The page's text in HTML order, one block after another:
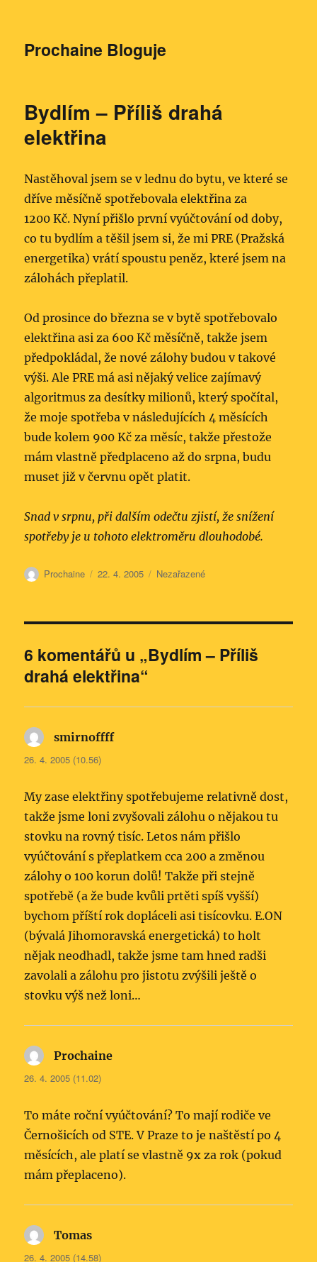
Prochaine Bloguje
Bydlím – Příliš drahá
elektřina
Nastěhoval jsem se v lednu do bytu, ve které se
dříve měsíčně spotřebovala elektřina za
1200 Kč. Nyní přišlo první vyúčtování od doby,
co tu bydlím a těšil jsem si, že mi PRE (Pražská
energetika) vrátí spoustu peněz, které jsem na
zálohách přeplatil.
Od prosince do března se v bytě spotřebovalo
elektřina asi za 600 Kč měsíčně, takže jsem
předpokládal, že nové zálohy budou v takové
výši. Ale PRE má asi nějaký velice zajímavý
algoritmus za desítky milionů, který spočítal,
že moje spotřeba v následujících 4 měsících
bude kolem 900 Kč za měsíc, takže přestože
mám vlastně předplaceno až do srpna, budu
muset již v červnu opět platit.
Snad v srpnu, při dalším odečtu zjistí, že snížení
spotřeby je u tohoto elektroměru dlouhodobé.
Autor:
Prochaine Publikováno:
22. 4. 2005 Rubriky:
Nezařazené
6 komentářů u „Bydlím – Příliš
drahá elektřina“
smirnoffffnapsal:
26. 4. 2005 (10.56)
My zase elektřiny spotřebujeme relativně dost,
takže jsme loni zvyšovali zálohu o nějakou tu
stovku na rovný tisíc. Letos nám přišlo
vyúčtování s přeplatkem cca 200 a změnou
zálohy o 100 korun dolů! Takže při stejně
spotřebě (a že bude kvůli prtěti spíš vyšší)
bychom příští rok dopláceli asi tisícovku. E.ON
(bývalá Jihomoravská energetická) to holt
nějak neodhadl, takže jsme tam hned radši
zavolali a zálohu pro jistotu zvýšili ještě o
stovku výš než loni…
Prochaine
26. 4. 2005 (11.02)
To máte roční vyúčtování? To mají rodiče ve
Černošicích od STE. V Praze to je naštěstí po 4
měsících, ale platí se vlastně 9x za rok (pokud
mám přeplaceno).
Tomas
26. 4. 2005 (14.58)